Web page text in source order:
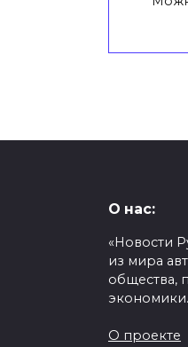
О нас:
«Новости
из мира
общества,
экономики.
О проекте